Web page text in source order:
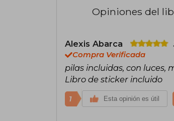
Opiniones del
Alexis Abarca
Compra Verificada
pilas incluidas, con
Libro de sticker incluido
1 Esta opinión es útil